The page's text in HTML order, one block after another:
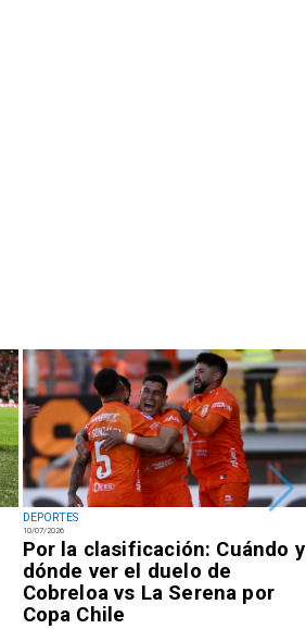
DEPORTES
10/07/2026
Por la clasificación: Cuándo y
dónde ver el duelo de
Cobreloa vs La Serena por
Copa Chile